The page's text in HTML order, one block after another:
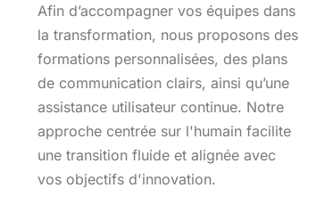
Afin d’accompagner vos équipes dans
la transformation, nous proposons des
formations personnalisées, des plans
de communication clairs, ainsi qu’une
assistance utilisateur continue. Notre
approche centrée sur l'humain facilite
une transition fluide et alignée avec
vos objectifs d'innovation.​